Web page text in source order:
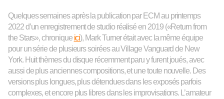
Quelques semaines après la publication par ECM au printemps
2022d’un enregistrement de studio réalisé en 2019 («Return from
the Stars», chronique ici), Mark Turner était avec la même équipe
pour un série de plusieurs soirées au Village Vanguard de New
York. Huit thèmes du disque récemment paru y furent joués, avec
aussi de plus anciennes compositions, et une toute nouvelle. Des
versions plus longues, plus détendues dans les exposés parfois
complexes, et encore plus libresdans les improvisations.
L’amateur